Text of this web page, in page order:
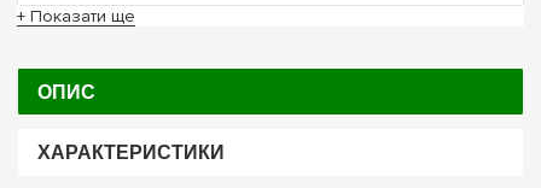
+ Показати ще
ОПИС
ХАРАКТЕРИСТИКИ